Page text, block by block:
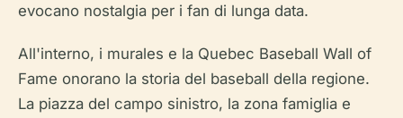
evocano nostalgia per i fan di lunga data.
All'interno, i murales e la Quebec Baseball Wall of
Fame onorano la storia del baseball della regione.
La piazza del campo sinistro, la zona famiglia e